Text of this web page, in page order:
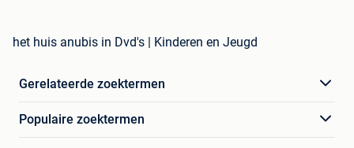
het huis anubis in Dvd's | Kinderen en Jeugd
Gerelateerde zoektermen
Populaire zoektermen